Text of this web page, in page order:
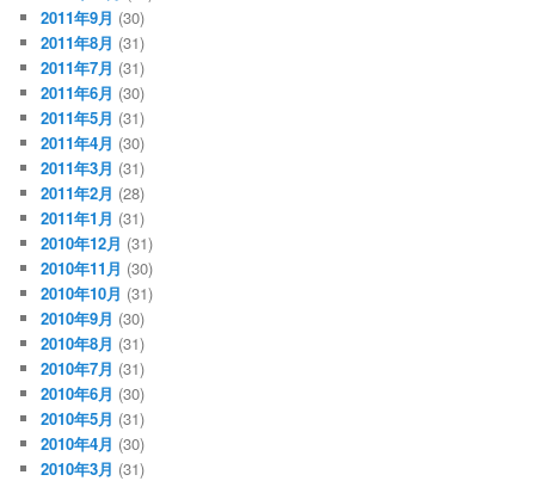
2011年9月 (30)
2011年8月 (31)
2011年7月 (31)
2011年6月 (30)
2011年5月 (31)
2011年4月 (30)
2011年3月 (31)
2011年2月 (28)
2011年1月 (31)
2010年12月 (31)
2010年11月 (30)
2010年10月 (31)
2010年9月 (30)
2010年8月 (31)
2010年7月 (31)
2010年6月 (30)
2010年5月 (31)
2010年4月 (30)
2010年3月 (31)